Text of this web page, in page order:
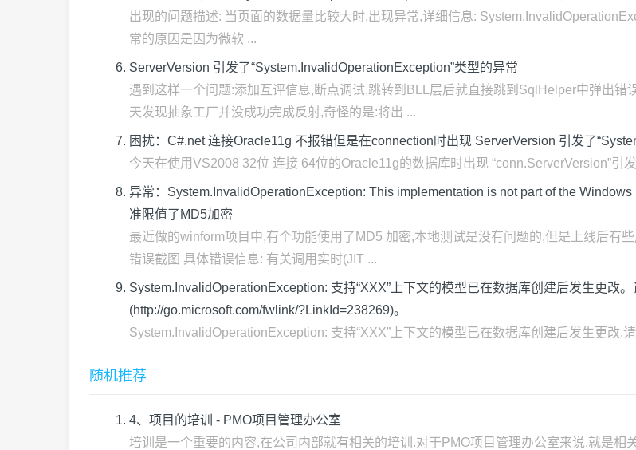
出现的问题描述: 当页面的数据量比较大时,出现异常,详细信息:
常的原因是因为微软 ...
ServerVersion 引发了“System.InvalidOperationException”类型的异常
遇到这样一个问题:添加互评信息,断点调试,跳转到BLL层后就直接跳到SqlHelper中弹出
天发现抽象工厂并没成功完成反射,奇怪的是:将出 ...
困扰：C#.net 连接Oracle11g 不报错但是在connection时出现 ServerVersion 引发了
今天在使用VS2008 32位 连接 64位的Oracle11g的数据库时出现 “conn.ServerVersion”引
异常：System.InvalidOperationException: This implementation is not part of the
准限值了MD5加密
最近做的winform项目中,有个功能使用了MD5 加密,本地测试是没有问题的,但是上线后有
错误截图 具体错误信息: 有关调用实时(JIT ...
System.InvalidOperationException: 支持“XXX”上下文的模型已在数据库创建后发生更改
(http://go.microsoft.com/fwlink/?LinkId=238269)。
System.InvalidOperationException: 支持“XXX”上下文的模型已在数据库创建后发生更改.
随机推荐
4、项目的培训 - PMO项目管理办公室
培训是一个重要的内容,在公司内部就有相关的培训.对于PMO项目管理办公室来说,就是